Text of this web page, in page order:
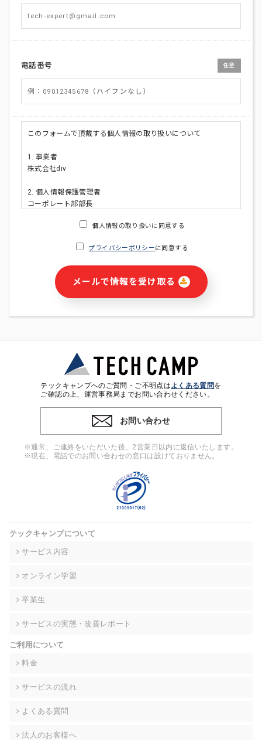
電話番号 任意
このフォームで頂戴する個人情報の取り扱いについて
1. 事業者
株式会社div
2. 個人情報保護管理者
コーポレート部部長
・ご請求された資料の送付のため
・本サービス及び本サービスに関連する情報(当社及び第三者の
サービス又は商品等の広告配信・宣伝を含みますが、それらに
・個人(法人の場合は担当者)を識別できない形式に加工した統
計情報の作成および利用
※上記の利用目的に基づいた本人への連絡及び配信について
4. 個人情報の第三者提供
ンをとるために、氏名等の一部の情報をサービス内で使用する
チャットツールで発信することにより、本サービスの他の利用
者等に提供することがあります。
当社は事業運営上、前項利用目的の範囲に限って個人情報を外
高い委託先を選定し、個人情報の適正管理・機密保持について
個人情報の開示等(利用目的の通知、開示、内容の訂正・追加・
て、下記の当社問合わせ窓口に申し出ることができます。その
的な期間内に対応いたします。ただし、申請が本人確認が不可
により、ご希望に添えない場合があります。 なお、アクセスロ
グなどの個人情報以外の情報については、原則として開示等は
株式会社div 個人情報問合せ窓口
メールアドレス:privacy_policy@di-v.co.jp
個人情報の取り扱いに同意する
プライバシーポリシーに同意する
メールで情報を受け取る
テックキャンプへのご質問・ご不明点はよくある質問を
ご確認の上、運営事務局までお問い合わせください。
お問い合わせ
※通常、ご連絡をいただいた後、2営業日以内に返信いたします。
※現在、電話でのお問い合わせの窓口は設けておりません。
テックキャンプについて
サービス内容
オンライン学習
卒業生
サービスの実態・改善レポート
ご利用について
料金
サービスの流れ
よくある質問
法人のお客様へ